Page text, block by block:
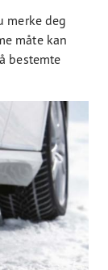
merke deg
måte kan
bestemte